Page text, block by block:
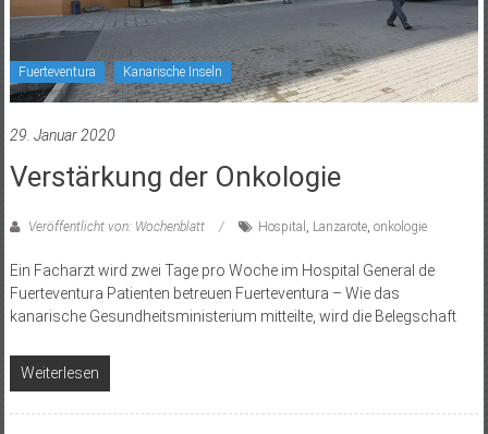
Fuerteventura Kanarische Inseln
29. Januar 2020
Verstärkung der Onkologie
Veröffentlicht von: Wochenblatt Hospital Lanzarote, onkologie
Ein Facharzt wird zwei Tage pro Woche im Hospital General de
Fuerteventura Patienten betreuen Fuerteventura – Wie das
kanarische Gesundheitsministerium mitteilte, wird die Belegschaft
Weiterlesen